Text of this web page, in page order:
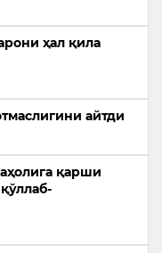
ҳал қила
айтди
қарши